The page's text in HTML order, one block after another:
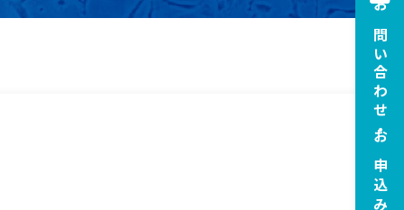
お問い合わせ・お申込み